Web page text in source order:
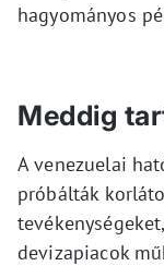
hagyományos
Meddig
A venezuelai
próbálták
devizapiacok